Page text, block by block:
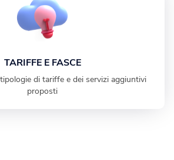
TARIFFE E FASCE
di tariffe e dei servizi aggiuntivi
proposti